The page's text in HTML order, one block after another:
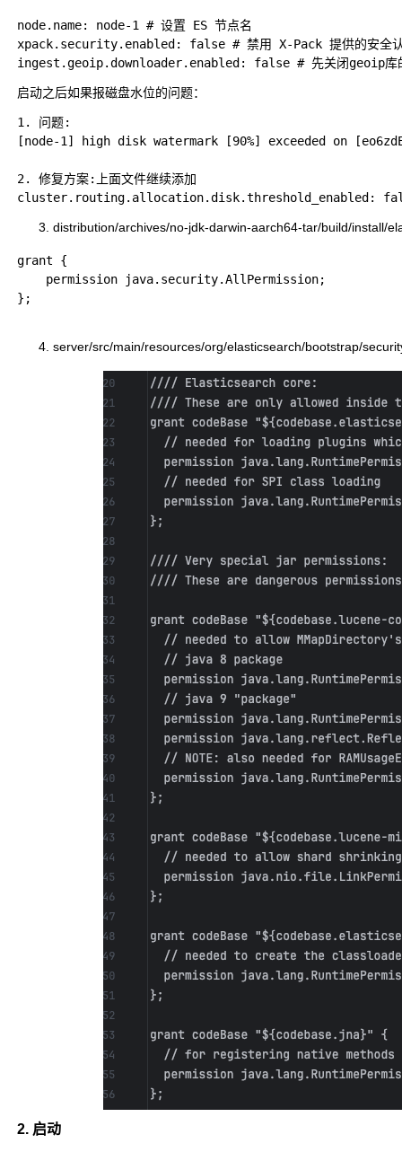
node.name: node-1 # 设置 ES 节点名
xpack.security.enabled: false # 禁用 X-Pack 提供的安全认
启动之后如果报磁盘水位的问题：
1. 问题:
[node-1] high disk watermark [90%] exceeded on
2. 修复方案:上面文件继续添加
distribution/archives/no-jdk-darwin-aarch64-tar/build/install/
grant {
    permission java.security.AllPermission;
};
server/src/main/resources/org/elasticsearch/bootstrap/
2. 启动